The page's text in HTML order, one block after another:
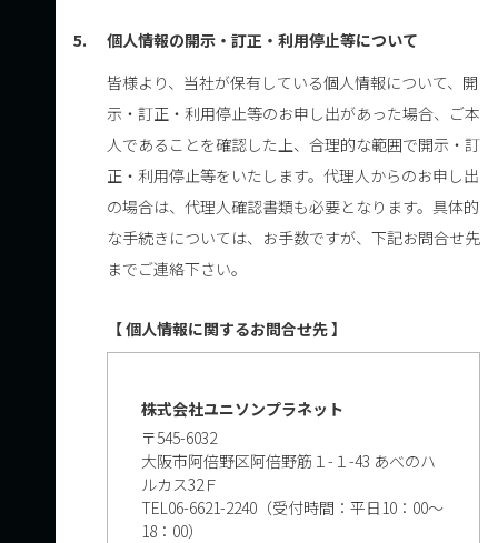
5.
個人情報の開示・訂正・利用停止等について
皆様より、当社が保有している個人情報について、開
示・訂正・利用停止等のお申し出があった場合、ご本
人であることを確認した上、合理的な範囲で開示・訂
正・利用停止等をいたします。代理人からのお申し出
の場合は、代理人確認書類も必要となります。具体的
な手続きについては、お手数ですが、下記お問合せ先
までご連絡下さい。
【 個人情報に関するお問合せ先 】
株式会社ユニソンプラネット
〒545-6032
大阪市阿倍野区阿倍野筋１-１-43 あべのハ
ルカス32Ｆ
TEL 06-6621-2240（受付時間：平日10：00～
18：00）